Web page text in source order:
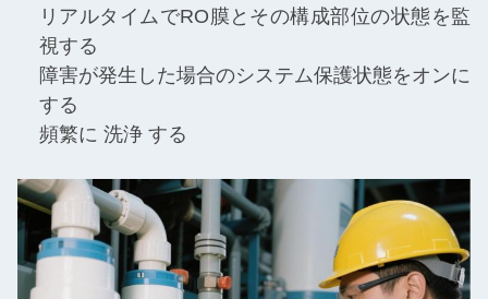
リアルタイムでRO膜とその構成部位の状態を監
視する
障害が発生した場合のシステム保護状態をオンに
する
頻繁に 洗浄 する